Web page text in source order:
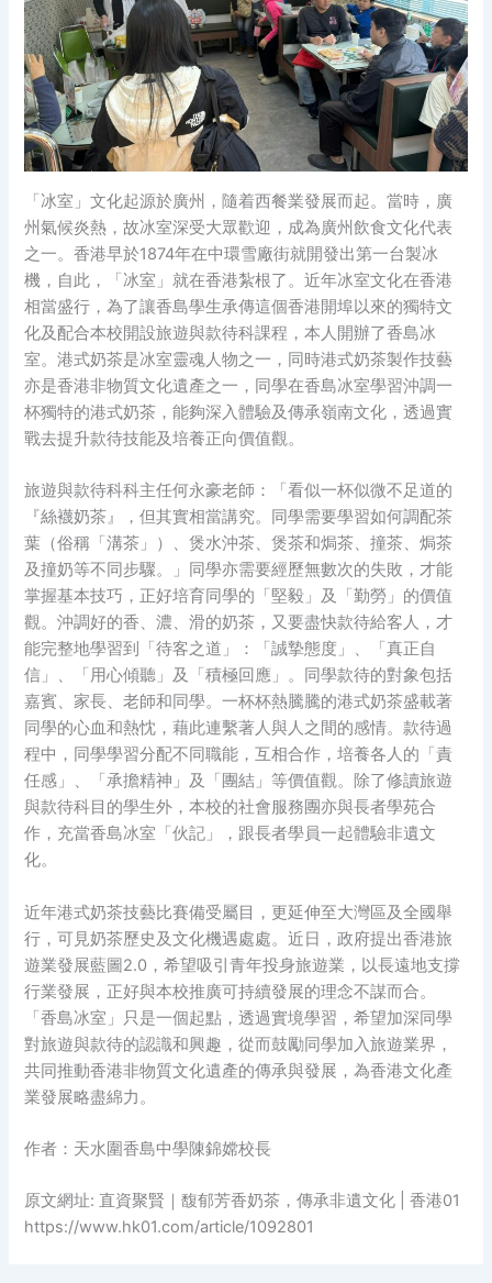
「冰室」文化起源於廣州，隨着西餐業發展而起。當時，廣
州氣候炎熱，故冰室深受大眾歡迎，成為廣州飲食文化代表
之一。香港早於1874年在中環雪廠街就開發出第一台製冰
機，自此，「冰室」就在香港紮根了。近年冰室文化在香港
相當盛行，為了讓香島學生承傳這個香港開埠以來的獨特文
化及配合本校開設旅遊與款待科課程，本人開辦了香島冰
室。港式奶茶是冰室靈魂人物之一，同時港式奶茶製作技藝
亦是香港非物質文化遺產之一，同學在香島冰室學習沖調一
杯獨特的港式奶茶，能夠深入體驗及傳承嶺南文化，透過實
戰去提升款待技能及培養正向價值觀。
旅遊與款待科科主任何永豪老師：「看似一杯似微不足道的
『絲襪奶茶』，但其實相當講究。同學需要學習如何調配茶
葉（俗稱「溝茶」）、煲水沖茶、煲茶和焗茶、撞茶、焗茶
及撞奶等不同步驟。」同學亦需要經歷無數次的失敗，才能
掌握基本技巧，正好培育同學的「堅毅」及「勤勞」的價值
觀。沖調好的香、濃、滑的奶茶，又要盡快款待給客人，才
能完整地學習到「待客之道」：「誠摯態度」、「真正自
信」、「用心傾聽」及「積極回應」。同學款待的對象包括
嘉賓、家長、老師和同學。一杯杯熱騰騰的港式奶茶盛載著
同學的心血和熱忱，藉此連繫著人與人之間的感情。款待過
程中，同學學習分配不同職能，互相合作，培養各人的「責
任感」、「承擔精神」及「團結」等價值觀。除了修讀旅遊
與款待科目的學生外，本校的社會服務團亦與長者學苑合
作，充當香島冰室「伙記」，跟長者學員一起體驗非遺文
化。
近年港式奶茶技藝比賽備受屬目，更延伸至大灣區及全國舉
行，可見奶茶歷史及文化機遇處處。近日，政府提出香港旅
遊業發展藍圖2.0，希望吸引青年投身旅遊業，以長遠地支撐
行業發展，正好與本校推廣可持續發展的理念不謀而合。
「香島冰室」只是一個起點，透過實境學習，希望加深同學
對旅遊與款待的認識和興趣，從而鼓勵同學加入旅遊業界，
共同推動香港非物質文化遺產的傳承與發展，為香港文化產
業發展略盡綿力。
作者：天水圍香島中學陳錦嫦校長
原文網址: 直資聚賢｜馥郁芳香奶茶，傳承非遺文化 | 香港01
https://www.hk01.com/article/1092801